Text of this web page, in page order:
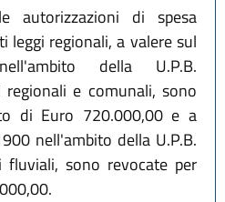
autorizzazioni di spesa
leggi regionali, a valere sul
della U.P.B.
e comunali, sono
di Euro 720.000,00 e a
nell'ambito della U.P.B.
sono revocate per